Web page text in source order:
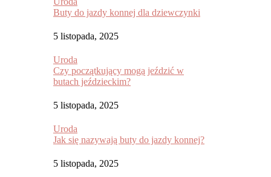
Buty do jazdy konnej dla dziewczynki
5 listopada, 2025
Uroda
Czy początkujący mogą jeździć w
butach jeździeckim?
5 listopada, 2025
Uroda
Jak się nazywają buty do jazdy konnej?
5 listopada, 2025